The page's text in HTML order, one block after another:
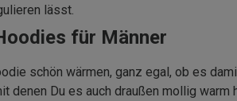
lässt.
für Männer
schön wärmen, ganz egal, ob es
denen Du es auch draußen mollig